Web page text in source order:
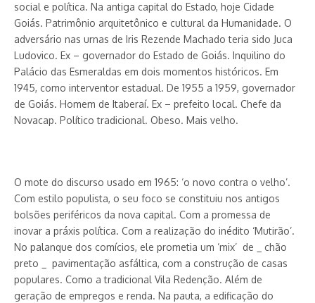
social e política. Na antiga capital do Estado, hoje Cidade
Goiás. Patrimônio arquitetônico e cultural da Humanidade. O
adversário nas urnas de Iris Rezende Machado teria sido Juca
Ludovico. Ex – governador do Estado de Goiás. Inquilino do
Palácio das Esmeraldas em dois momentos históricos. Em
1945, como interventor estadual. De 1955 a 1959, governador
de Goiás. Ho­mem de Itaberaí. Ex – prefeito local. Chefe da
Novacap. Político tradicional. Obeso. Mais velho.
O mote do discurso usado em 1965: ‘o novo contra o velho’.
Com estilo populista, o seu foco se constituiu nos antigos
bolsões periféricos da nova capital. Com a promessa de
inovar a práxis política. Com a realização do inédito ‘Mutirão’.
No palanque dos comícios, ele prometia um ‘mix’ de _ chão
preto _ pavimentação asfáltica, com a construção de casas
populares. Co­mo a tradicional Vila Redenção. Além de
geração de empregos e renda. Na pauta, a edificação do